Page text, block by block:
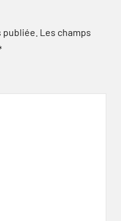
Les champs